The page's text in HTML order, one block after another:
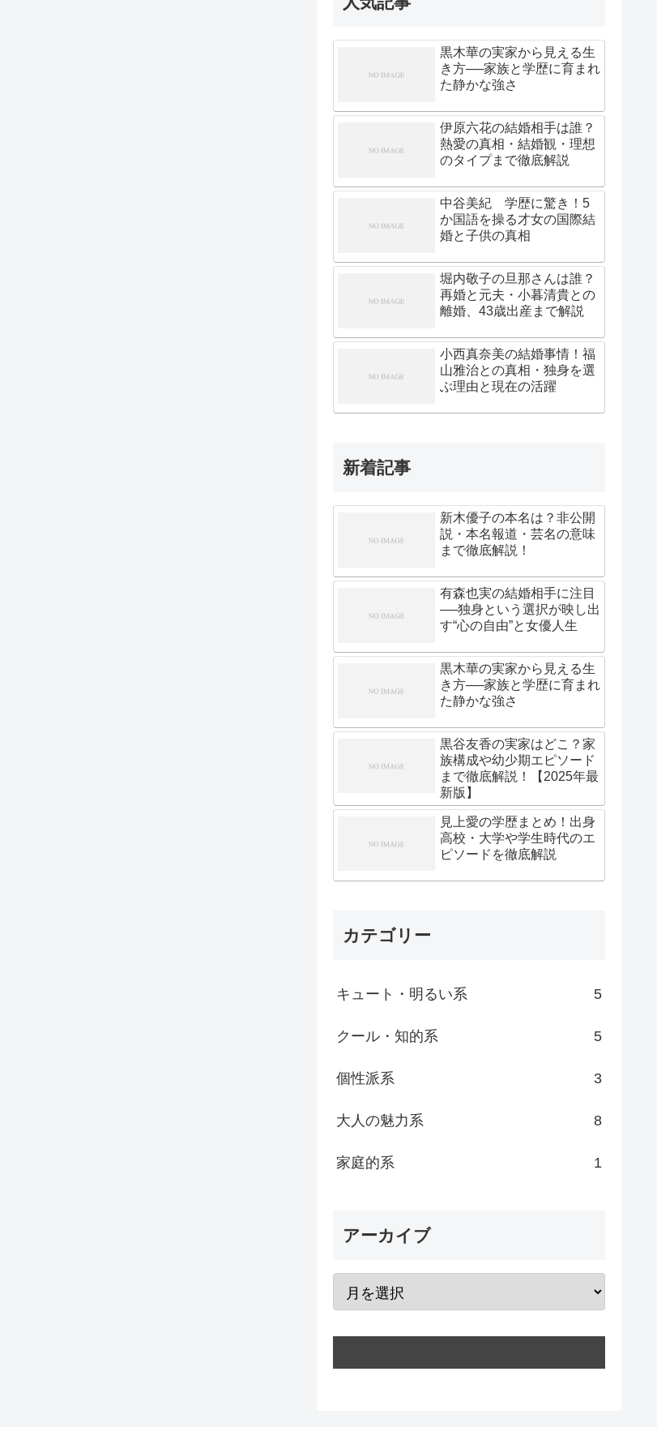
黒木華の実家から見える生
き方──家族と学歴に育まれ
た静かな強さ
伊原六花の結婚相手は誰？
熱愛の真相・結婚観・理想
のタイプまで徹底解説
中谷美紀 学歴に驚き！5
か国語を操る才女の国際結
婚と子供の真相
堀内敬子の旦那さんは誰？
再婚と元夫・小暮清貴との
離婚、43歳出産まで解説
小西真奈美の結婚事情！福
山雅治との真相・独身を選
ぶ理由と現在の活躍
新着記事
新木優子の本名は？非公開
説・本名報道・芸名の意味
まで徹底解説！
有森也実の結婚相手に注目
──独身という選択が映し出
す“心の自由”と女優人生
黒木華の実家から見える生
き方──家族と学歴に育まれ
た静かな強さ
黒谷友香の実家はどこ？家
族構成や幼少期エピソード
まで徹底解説！【2025年最
新版】
見上愛の学歴まとめ！出身
高校・大学や学生時代のエ
ピソードを徹底解説
カテゴリー
キュート・明るい系 5
クール・知的系 5
個性派系 3
大人の魅力系 8
家庭的系 1
アーカイブ